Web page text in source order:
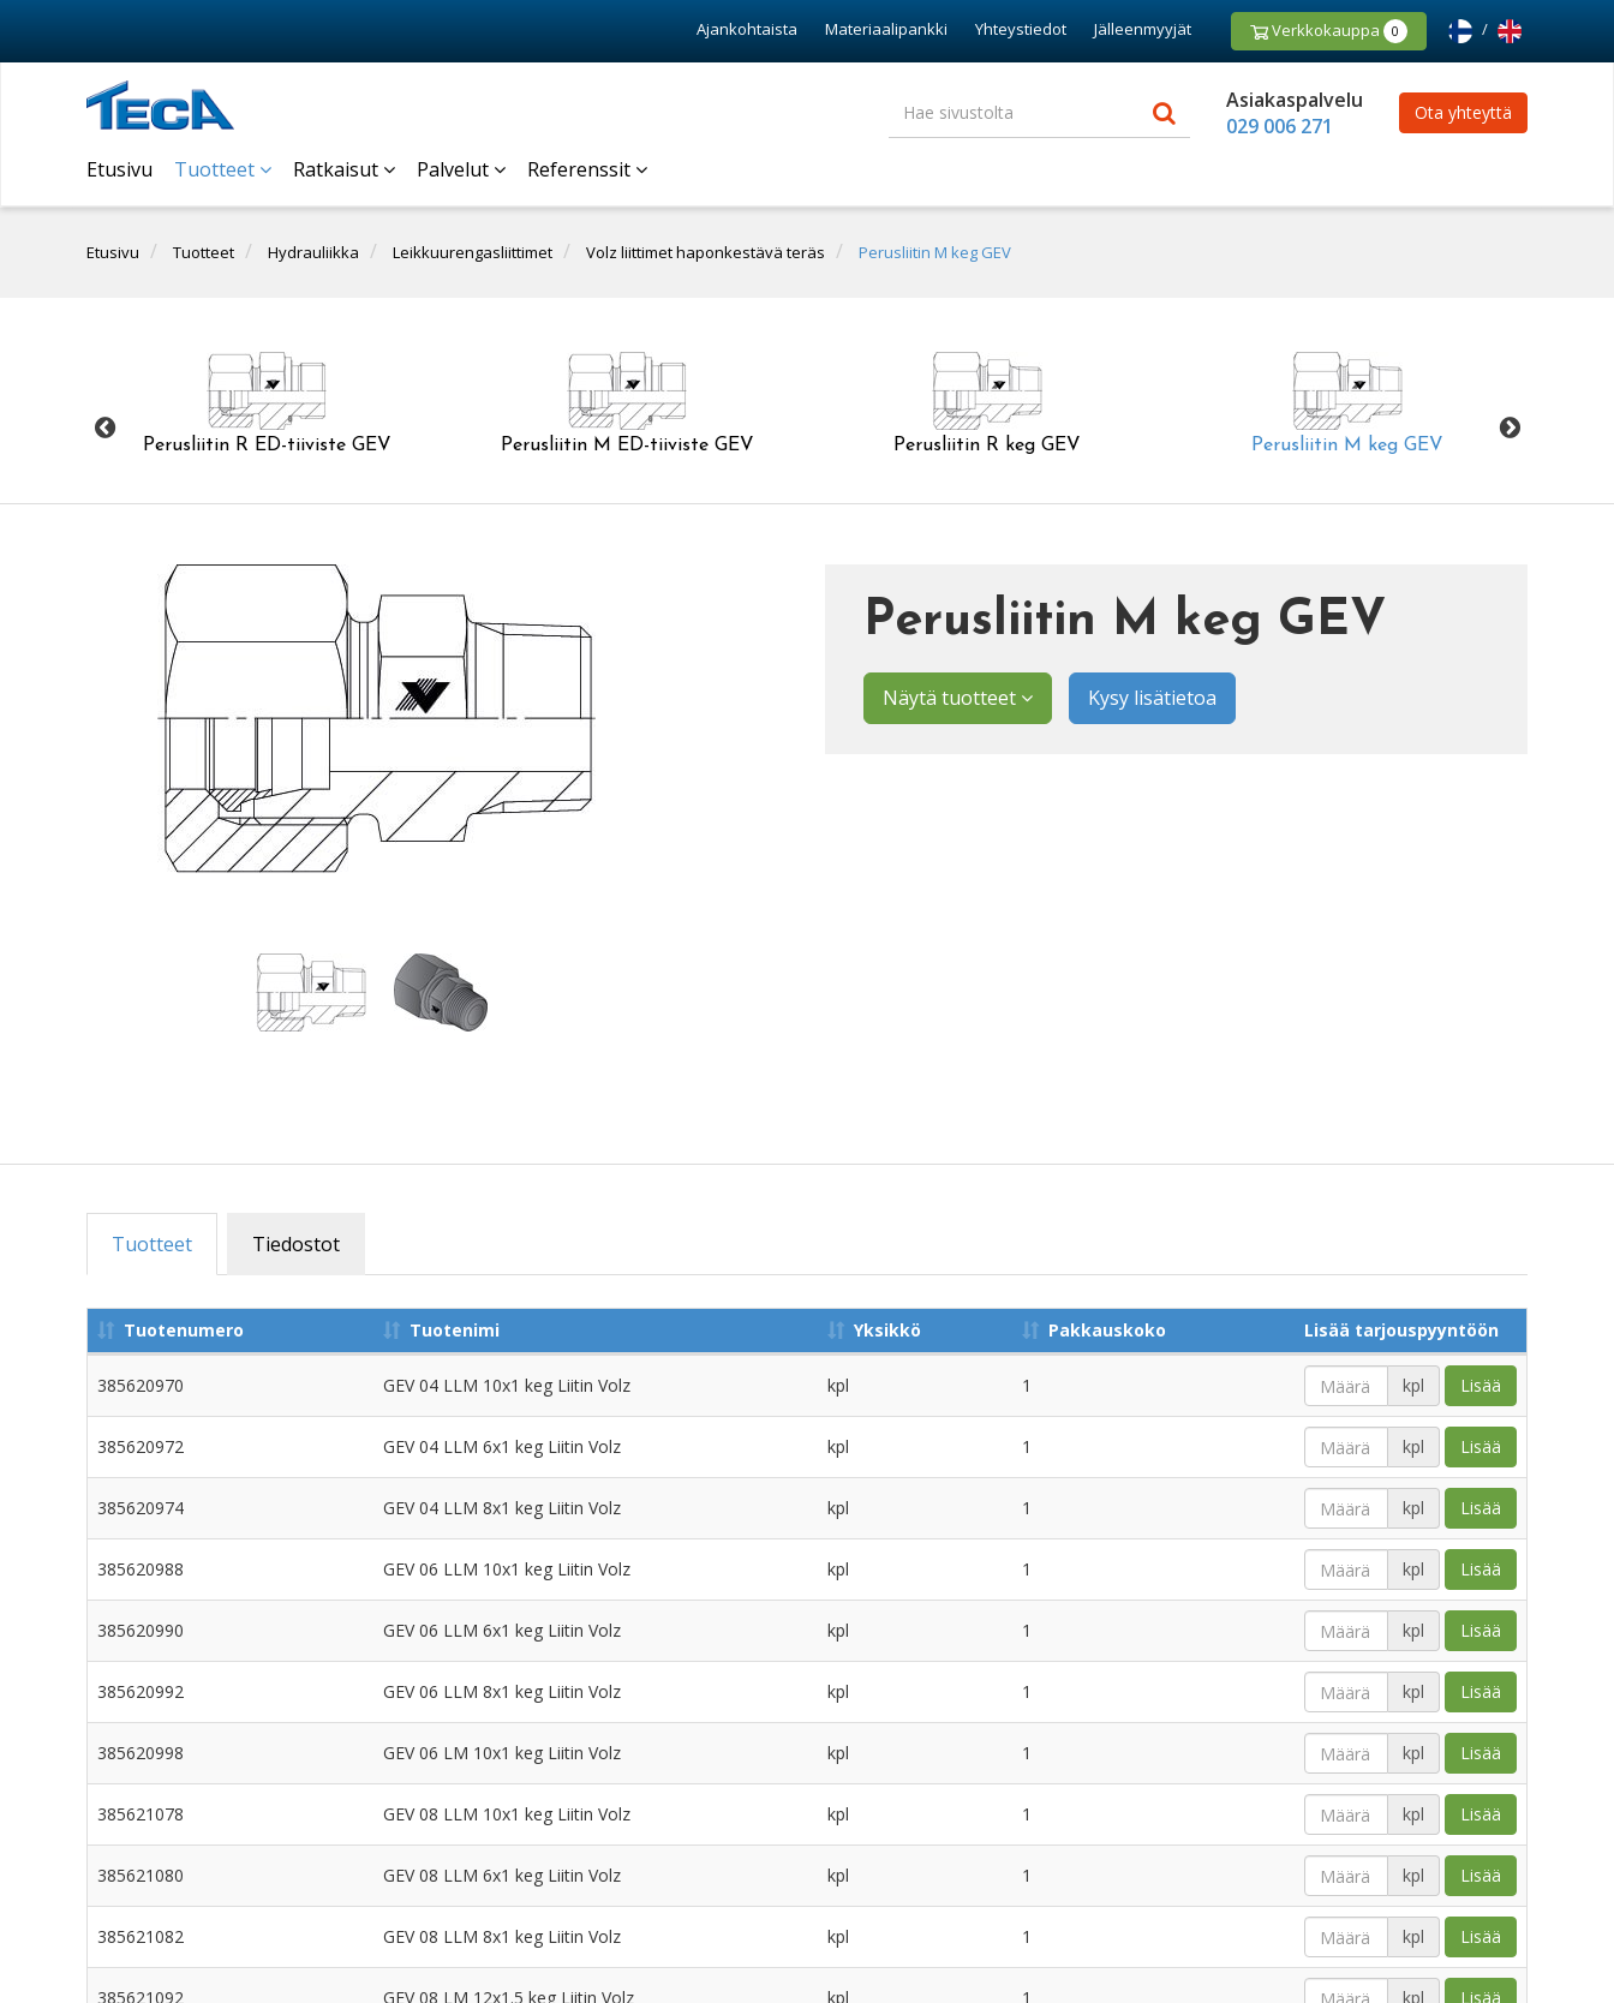
Ajankohtaista Materiaalipankki Yhteystiedot Jälleenmyyjät Verkkokauppa 0 /
Asiakaspalvelu
029 006 271
Ota yhteyttä
Etusivu Tuotteet Ratkaisut Palvelut Referenssit
Etusivu Tuotteet Hydrauliikka Leikkuurengasliittimet Volz liittimet haponkestävä teräs Perusliitin M keg GEV
Perusliitin R ED-tiiviste GEV Perusliitin M ED-tiiviste GEV Perusliitin R keg GEV Perusliitin M keg GEV
Perusliitin M keg GEV
Näytä tuotteet Kysy lisätietoa
Tuotteet Tiedostot
Tuotenumero Tuotenimi Yksikkö Pakkauskoko Lisää tarjouspyyntöön
385620970 GEV 04 LLM 10x1 keg Liitin Volz kpl 1 kpl Lisää
385620972 GEV 04 LLM 6x1 keg Liitin Volz kpl 1 kpl Lisää
385620974 GEV 04 LLM 8x1 keg Liitin Volz kpl 1 kpl Lisää
385620988 GEV 06 LLM 10x1 keg Liitin Volz kpl 1 kpl Lisää
385620990 GEV 06 LLM 6x1 keg Liitin Volz kpl 1 kpl Lisää
385620992 GEV 06 LLM 8x1 keg Liitin Volz kpl 1 kpl Lisää
385620998 GEV 06 LM 10x1 keg Liitin Volz kpl 1 kpl Lisää
385621078 GEV 08 LLM 10x1 keg Liitin Volz kpl 1 kpl Lisää
385621080 GEV 08 LLM 6x1 keg Liitin Volz kpl 1 kpl Lisää
385621082 GEV 08 LLM 8x1 keg Liitin Volz kpl 1 kpl Lisää
385621092 GEV 08 LM 12x1.5 keg Liitin Volz kpl 1 kpl Lisää